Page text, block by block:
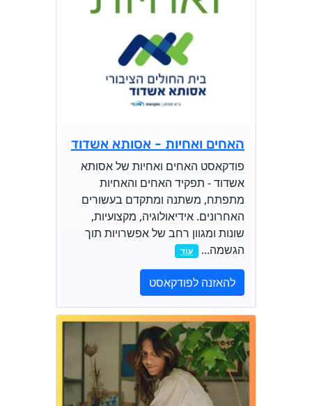
האחים ואחיות - אסותא אשדוד
פודקאסט האחים ואחיות של אסותא
אשדוד - תפקיד האחים והאחיות
מתפתח, משתנה ומתקדם בעשורים
האחרונים. אידיאולוגיה, מקצועיות,
שונות ומגוון רחב של אפשרויות תוך
הגשמה...
עוד
להאזנה לפודקאסט